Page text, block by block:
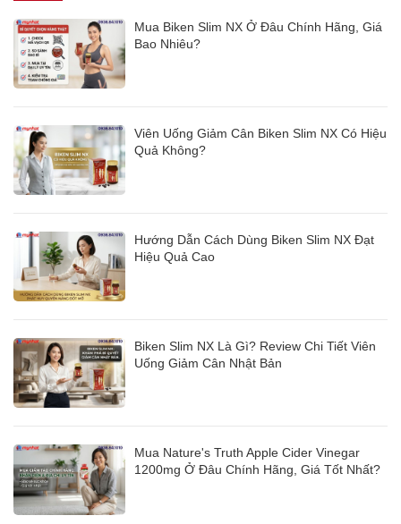
Mua Biken Slim NX Ở Đâu Chính Hãng, Giá
Bao Nhiêu?
Viên Uống Giảm Cân Biken Slim NX Có Hiệu
Quả Không?
Hướng Dẫn Cách Dùng Biken Slim NX Đạt
Hiệu Quả Cao
Biken Slim NX Là Gì? Review Chi Tiết Viên
Uống Giảm Cân Nhật Bản
Mua Nature's Truth Apple Cider Vinegar
1200mg Ở Đâu Chính Hãng, Giá Tốt Nhất?